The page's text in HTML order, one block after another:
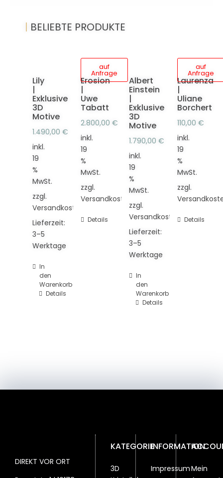
| BELIEBTE PRODUKTE
Lily
|
Exklusive
3D
Motive
1.490,00 €
inkl.
19
%
MwSt.
zzgl.
Versandkosten
Lieferzeit:
3–5
Werktage
In
den
Warenkorb
Details
auf
Anfrage
Erosion
|
Uwe
Tabatt
2.800,00 €
inkl.
19
%
MwSt.
zzgl.
Versandkosten
Details
Albert
Einstein
|
Exklusive
3D
Motive
1.790,00 €
inkl.
19
%
MwSt.
zzgl.
Versandkosten
Lieferzeit:
3–5
Werktage
In
den
Warenkorb
Details
auf
Anfrage
Laurenza
|
Uliane
Borchert
110,00 €
inkl.
19
%
MwSt.
zzgl.
Details
DIREKT VOR ORT
KATEGORIE
3D
INFORMATION
ImpressumMein